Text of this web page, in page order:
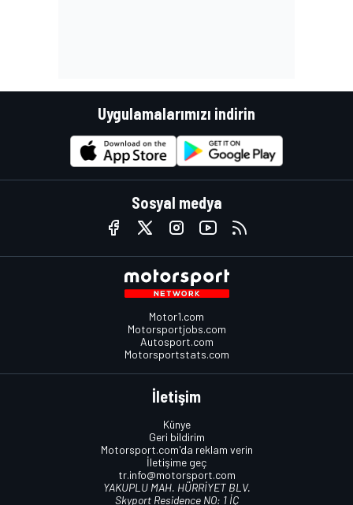
Uygulamalarımızı indirin
Sosyal medya
Motor1.com
Motorsportjobs.com
Autosport.com
Motorsportstats.com
İletişim
Künye
Geri bildirim
Motorsport.com'da reklam verin
İletişime geç
tr.info@motorsport.com
YAKUPLU MAH. HÜRRİYET BLV.
Skyport Residence NO: 1 İÇ